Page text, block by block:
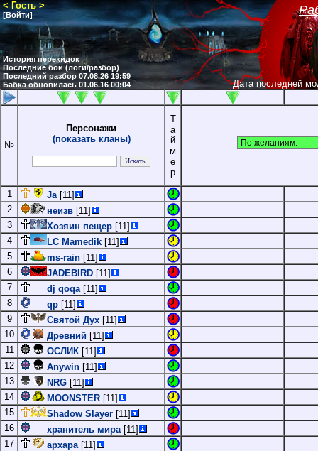
< Гость >
[Войти]
История перекидок
Последние бои (логи/разбор)
Последний разбор 07.08.26 19:59
Бабка обновилась 01.06.16 00:04
Дата последней
№
Персонажи
(показать кланы)
Т
а
й
м
е
р
1
Ja[11]
2
неизв [11]
3
Хозяин пещер [11]
4
LC Mamedik [11]
5
ms-rain [11]
6
JADEBIRD [11]
7
dj qoqa[11]
8
qp [11]
9
Святой Дух [11]
10
Древний [11]
11
ОСЛИК [11]
12
Anywin [11]
13
NRG [11]
14
MOONSTER [11]
15
Shadow Slayer [11]
16
хранитель мира[11]
17
архара[11]